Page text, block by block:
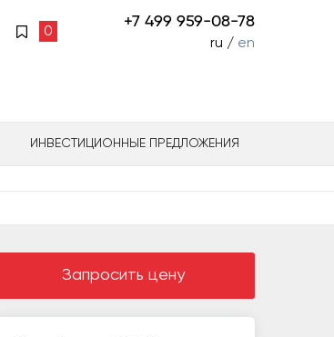
0
+7 499 959-08-78
ru / en
ИНВЕСТИЦИОННЫЕ ПРЕДЛОЖЕНИЯ
Запросить цену